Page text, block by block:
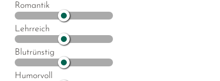
Romantik
Lehrreich
Blutrünstig
Humorvoll